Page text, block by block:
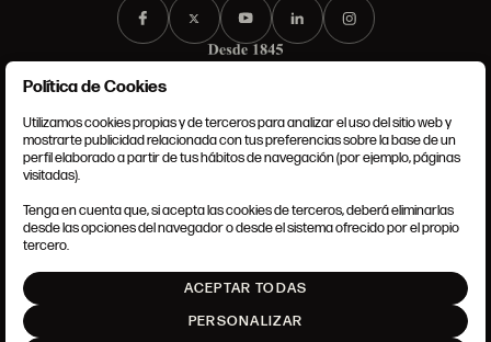
CONDICIONES GENERALES
POLÍTICA DE COOKIES
AJUSTE DE COOKIES
Política de Cookies
Utilizamos cookies propias y de terceros para analizar el uso del sitio web y
mostrarte publicidad relacionada con tus preferencias sobre la base de un
perfil elaborado a partir de tus hábitos de navegación (por ejemplo, páginas
visitadas).
Tenga en cuenta que, si acepta las cookies de terceros, deberá eliminarlas
desde las opciones del navegador o desde el sistema ofrecido por el propio
tercero.
ACEPTAR TODAS
PERSONALIZAR